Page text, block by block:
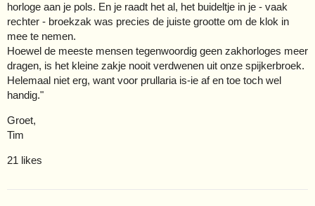
horloge aan je pols. En je raadt het al, het buideltje in je - vaak
rechter - broekzak was precies de juiste grootte om de klok in
mee te nemen.
Hoewel de meeste mensen tegenwoordig geen zakhorloges meer
dragen, is het kleine zakje nooit verdwenen uit onze spijkerbroek.
Helemaal niet erg, want voor prullaria is-ie af en toe toch wel
handig."
Groet,
Tim
21 likes